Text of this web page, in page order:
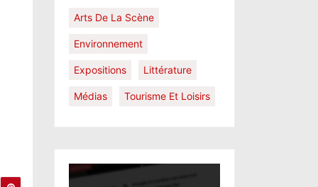
Arts De La Scène
Environnement
Expositions Littérature
Médias Tourisme Et Loisirs